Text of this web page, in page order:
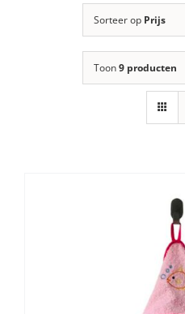
Sorteer op Prijs
Toon9 producten